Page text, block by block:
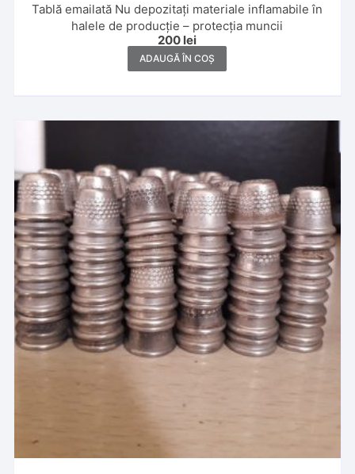
Tablă emailată Nu depozitați materiale inflamabile în
halele de producție – protecția muncii
200 lei
ADAUGĂ ÎN COȘ